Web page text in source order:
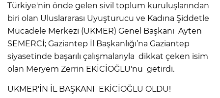
Türkiye'nin önde gelen sivil toplum kuruluşlarından
biri olan Uluslararası Uyuşturucu ve Kadına Şiddetle
Mücadele Merkezi (UKMER) Genel Başkanı Ayten
SEMERCİ; Gaziantep İl Başkanlığı’na Gaziantep
siyasetinde başarılı çalışmalarıyla dikkat çeken isim
olan Meryem Zerrin EKİCİOĞLU'nu getirdi.
UKMER'İN İL BAŞKANI EKİCİOĞLU OLDU!